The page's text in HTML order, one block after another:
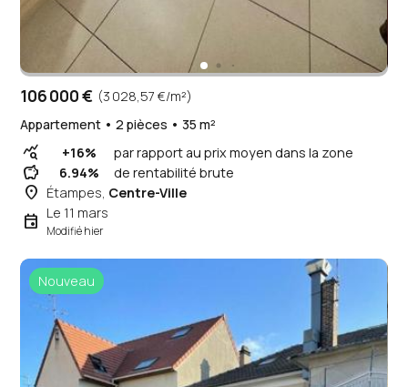
106 000 € (3 028,57 €/m²)
Appartement • 2 pièces • 35 m²
query_stats +16% par rapport au prix moyen dans la zone
savings 6.94% de rentabilité brute
place Étampes, Centre-Ville
event Le 11 mars
Modifié hier
Nouveau